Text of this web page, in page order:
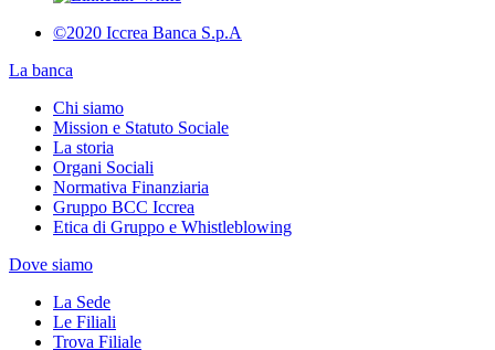
©2020 Iccrea Banca S.p.A
La banca
Chi siamo
Mission e Statuto Sociale
La storia
Organi Sociali
Normativa Finanziaria
Gruppo BCC Iccrea
Etica di Gruppo e Whistleblowing
Dove siamo
La Sede
Le Filiali
Trova Filiale